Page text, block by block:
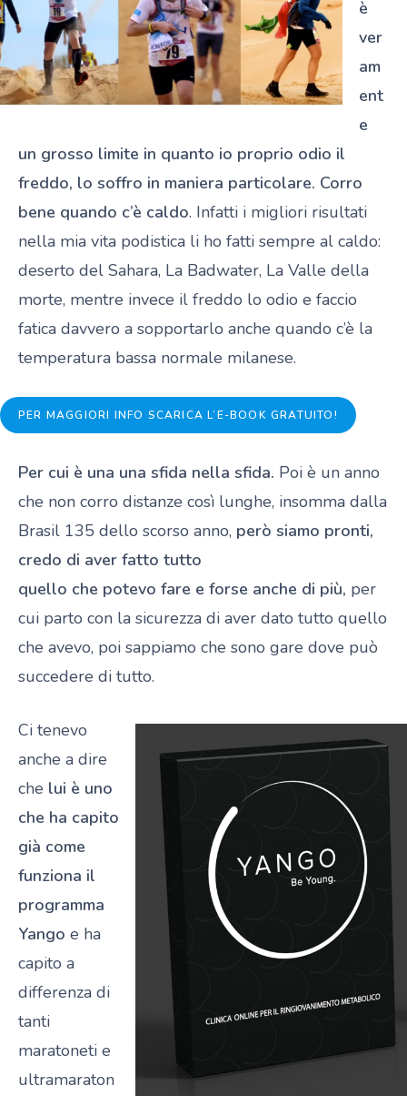
è
ver
am
ent
e
un grosso limite in quanto io proprio odio il
freddo, lo soffro in maniera particolare. Corro
bene quando c’è caldo. Infatti i migliori risultati
nella mia vita podistica li ho fatti sempre al caldo:
deserto del Sahara, La Badwater, La Valle della
morte, mentre invece il freddo lo odio e faccio
fatica davvero a sopportarlo anche quando c’è la
temperatura bassa normale milanese.
PER MAGGIORI INFO SCARICA L’E-BOOK GRATUITO!
Per cui è una una sfida nella sfida. Poi è un anno
che non corro distanze così lunghe, insomma dalla
Brasil 135 dello scorso anno, però siamo pronti,
credo di aver fatto tutto
quello che potevo fare e forse anche di più, per
cui parto con la sicurezza di aver dato tutto quello
che avevo, poi sappiamo che sono gare dove può
succedere di tutto.
Ci tenevo
anche a dire
che lui è uno
che ha capito
già come
funziona il
programma
Yango e ha
capito a
differenza di
tanti
maratoneti e
ultramaraton